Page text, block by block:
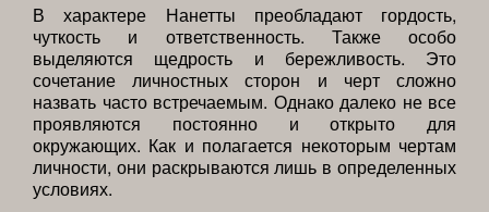
В характере Нанетты преобладают гордость,
чуткость и ответственность. Также особо
выделяются щедрость и бережливость. Это
сочетание личностных сторон и черт сложно
назвать часто встречаемым. Однако далеко не все
проявляются постоянно и открыто для
окружающих. Как и полагается некоторым чертам
личности, они раскрываются лишь в определенных
условиях.